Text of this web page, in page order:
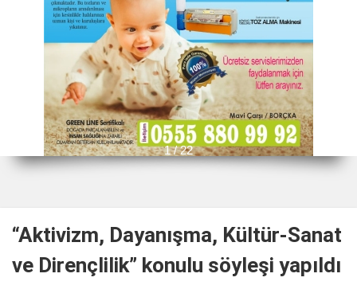
1 / 22
“Aktivizm, Dayanışma, Kültür-Sanat
ve Dirençlilik” konulu söyleşi yapıldı